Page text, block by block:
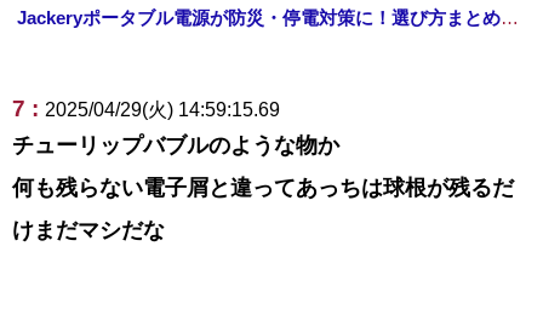
Jackeryポータブル電源が防災・停電対策に！選び方まとめ【プライムデー最終日】
7 : 2025/04/29(火) 14:59:15.69
チューリップバブルのような物か
何も残らない電子屑と違ってあっちは球根が残るだ
けまだマシだな